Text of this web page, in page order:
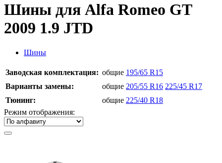
Шины для Alfa Romeo GT
2009 1.9 JTD
Шины
Заводская комплектация: общие 195/65 R15
Варианты замены:
общие 205/55 R16 225/45 R17
Тюнинг:
общие 225/40 R18
Режим отображения: